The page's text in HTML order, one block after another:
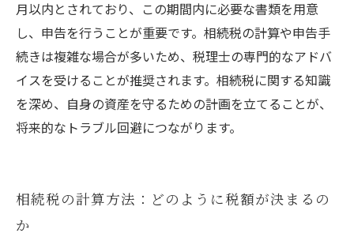
月以内とされており、この期間内に必要な書類を用意
し、申告を行うことが重要です。相続税の計算や申告手
続きは複雑な場合が多いため、税理士の専門的なアドバ
イスを受けることが推奨されます。相続税に関する知識
を深め、自身の資産を守るための計画を立てることが、
将来的なトラブル回避につながります。
相続税の計算方法：どのように税額が決まるの
か